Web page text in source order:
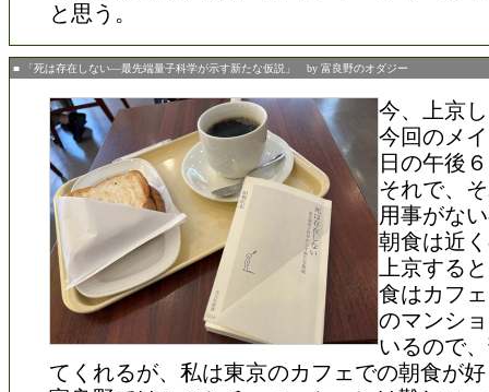
と思う。
■ 「死は存在しない―最先端量子科学が示す新たな仮説」 by 富良野のオダジー
今、上京
今回のメ
日の午後
それで、
用事がな
朝食は近
上京する
食はカフ
のマンシ
いるので
てくれるが、私は東京のカフェでの朝食が